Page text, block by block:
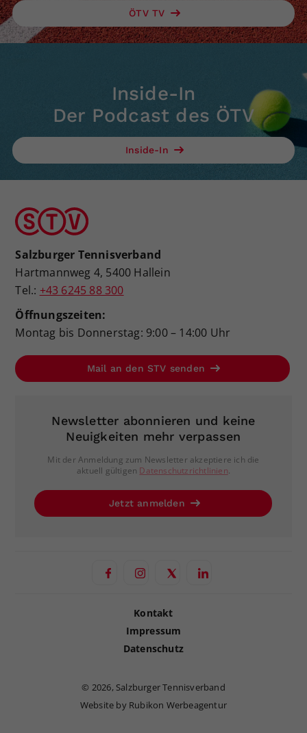
ÖTV TV
Inside-In
Der Podcast des ÖTV
Inside-In
Salzburger Tennisverband
Hartmannweg 4, 5400 Hallein
Tel.: +43 6245 88 300
Öffnungszeiten:
Montag bis Donnerstag: 9:00 – 14:00 Uhr
Mail an den STV senden
Newsletter abonnieren und keine
Neuigkeiten mehr verpassen
Mit der Anmeldung zum Newsletter akzeptiere ich die
aktuell gültigen Datenschutzrichtlinien.
Jetzt anmelden
Kontakt
Impressum
Datenschutz
© 2026, Salzburger Tennisverband
Website by Rubikon Werbeagentur